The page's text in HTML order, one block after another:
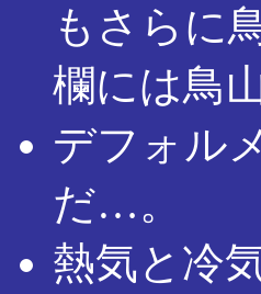
もさらに
欄には鳥
デフォル
だ…。
熱気と冷